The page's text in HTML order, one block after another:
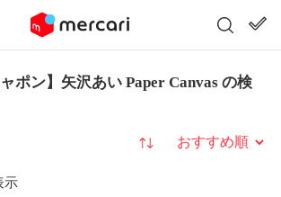
ポン】矢沢あい Paper Canvas の検
示
並び替え